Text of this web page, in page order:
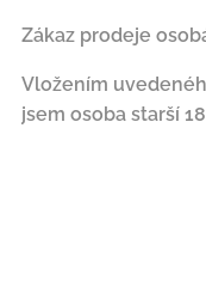
Zákaz prodeje
Vložením
jsem osoba starší